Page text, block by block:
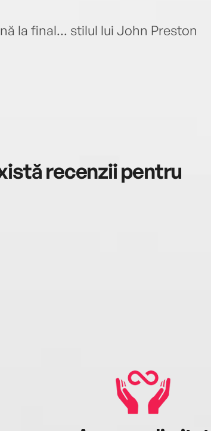
la final... stilul lui John Preston
recenzii pentru